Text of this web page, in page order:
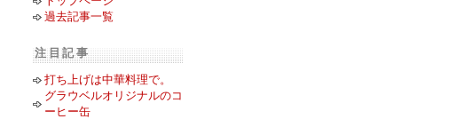
過去記事一覧
注目記事
打ち上げは中華料理で。
グラウベルオリジナルのコ
ーヒー缶